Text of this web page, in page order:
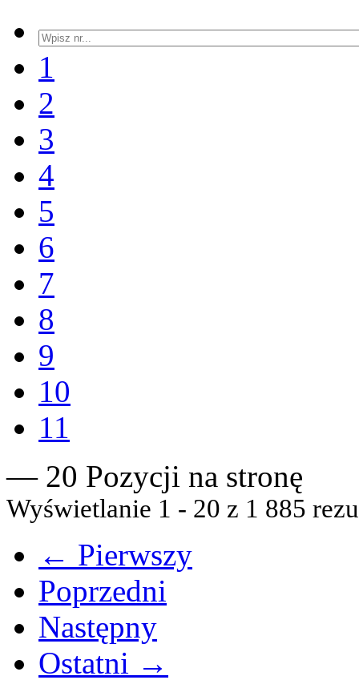
1
2
3
4
5
6
7
8
9
10
11
— 20 Pozycji na stronę
Wyświetlanie 1 - 20 z 1 885
← Pierwszy
Poprzedni
Następny
Ostatni →